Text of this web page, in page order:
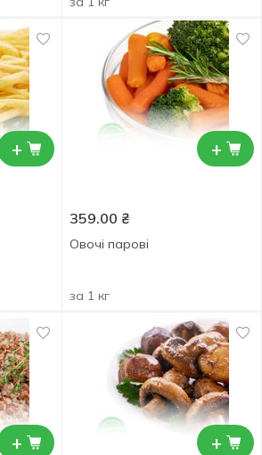
+ +
359.00 ₴
Овочі парові
за 1 кг
+ +